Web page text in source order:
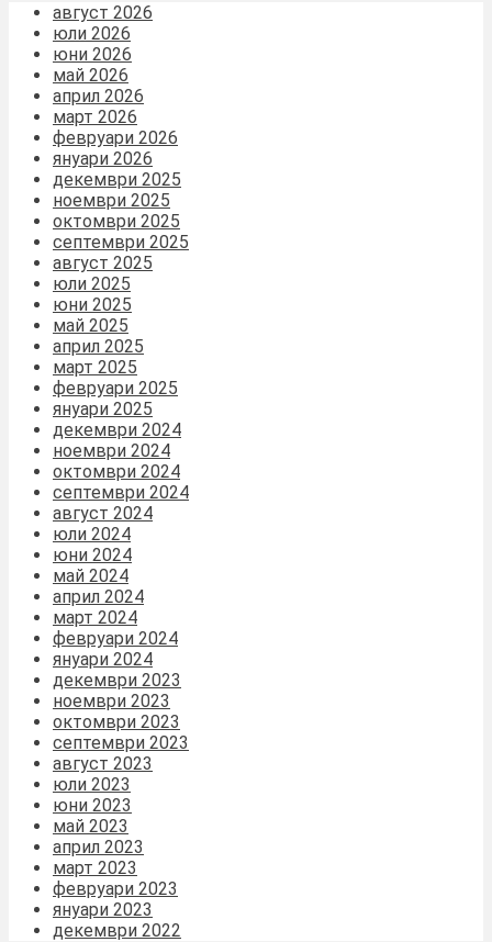
август 2026
юли 2026
юни 2026
май 2026
април 2026
март 2026
февруари 2026
януари 2026
декември 2025
ноември 2025
октомври 2025
септември 2025
август 2025
юли 2025
юни 2025
май 2025
април 2025
март 2025
февруари 2025
януари 2025
декември 2024
ноември 2024
октомври 2024
септември 2024
август 2024
юли 2024
юни 2024
май 2024
април 2024
март 2024
февруари 2024
януари 2024
декември 2023
ноември 2023
октомври 2023
септември 2023
август 2023
юли 2023
юни 2023
май 2023
април 2023
март 2023
февруари 2023
януари 2023
декември 2022